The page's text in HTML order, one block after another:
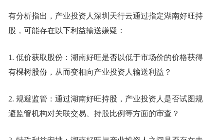
有分析指出，产业投资人深圳天行云通过指定湖南好旺持
股，可能存在以下利益输送嫌疑：
1. 低价获取股份：湖南好旺是否以低于市场价的价格获得
有棵树股份，从而变相向产业投资人输送利益？
2. 规避监管：通过湖南好旺持股，产业投资人是否试图规
避监管机构对关联交易、持股比例等方面的审查？